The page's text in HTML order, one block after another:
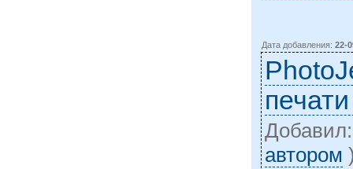
Дата добавления:22-
автором